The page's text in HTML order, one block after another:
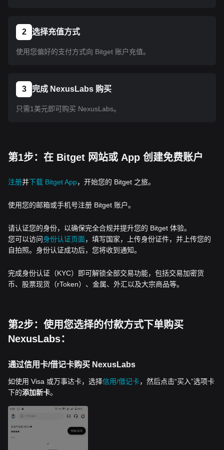
2 选择充值方式
使用您偏好的支付方式向 Bitget 账户充值。
3 完成 NexusLabs 购买
只需1美元即可购买 NexusLabs。
第1步：在 Bitget 网站或 App 创建免费账户
注册并下载 Bitget App，开始您的 Bitget 之旅。
使用您的邮箱或手机号注册 Bitget 账户。
请认证您的身份，以确保完全合规并提升您的 Bitget 体验。
您可以访问身份认证页面，填写国家，上传身份证件，并上传您的
自拍照。身份认证成功后，您将收到通知。
完成身份认证（KYC）即可解锁全部交易功能，包括交易加密货
币、股票现货（rToken）、金属、外汇以及大宗商品等。
第2步：使用您选择的付款方式下单购买
NexusLabs：
通过信用卡/借记卡购买 NexusLabs
如使用 Visa 或万事达卡，选择信用/借记卡，然后点击“买入”选项卡
下的添加新卡。